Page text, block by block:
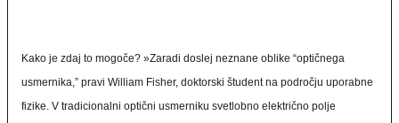
Kako je zdaj to mogoče? »Zaradi doslej neznane oblike “optičnega
usmernika,” pravi William Fisher, doktorski študent na področju uporabne
fizike. V tradicionalni optični usmerniku svetlobno električno polje